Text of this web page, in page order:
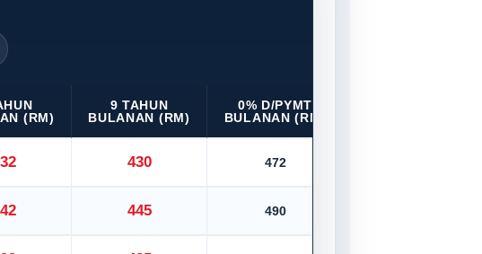
(RM)
9 TAHUN
BULANAN (RM)
0% D/PYMT
BULANAN (RM)
430 472
445 490